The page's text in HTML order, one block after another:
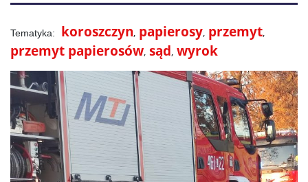
koroszczyn papierosy przemyt
przemyt papierosów sąd wyrok